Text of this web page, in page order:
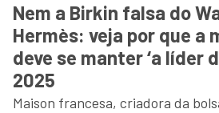
Nem a Birkin falsa do
Hermès: veja por que a
deve se manter ‘a líder
2025
Maison francesa, criadora da